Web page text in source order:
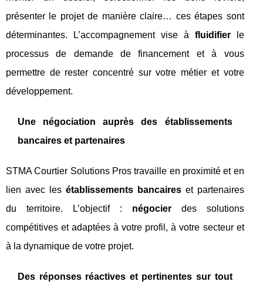
présenter le projet de manière claire… ces étapes sont
déterminantes. L’accompagnement vise à fluidifierle
processus de demande de financement et à vous
permettre de rester concentré sur votre métier et votre
développement.
Une négociation auprès des établissements
bancaires et partenaires
STMA Courtier Solutions Pros travaille en proximité et en
lien avec les établissements bancaireset partenaires
du territoire. L’objectif : négocierdes solutions
compétitives et adaptées à votre profil, à votre secteur et
à la dynamique de votre projet.
Des réponses réactives et pertinentes sur tout